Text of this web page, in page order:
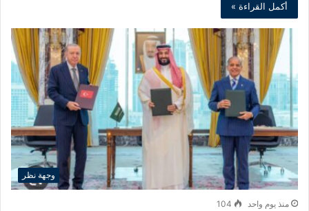
أكمل القراءة »
وجهة نظر
منذ يوم واحد 104